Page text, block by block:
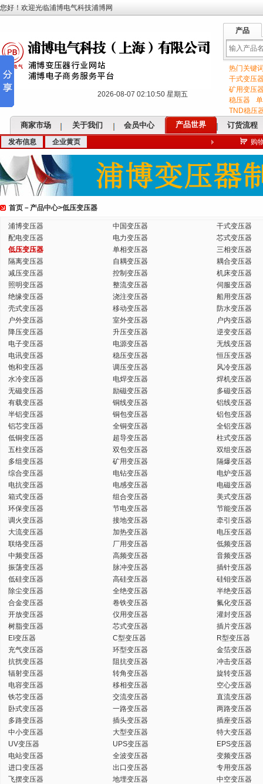
您好！欢迎光临浦博电气科技浦博网
2026-08-07 02:10:50 星期五
产品
输
键
词
热门关键
干式变压
矿用变压
稳压器
TND稳压
商家市场 关于我们 会员中心 产品世界 订货流程
发布信息 企业黄页 购
首页 － 产品中心>低压变压器
浦博变压器 中国变压器
干式变压器
配电变压器
电力变压器
芯式变压器
低压变压器
单相变压器
三相变压器
隔离变压器
自耦变压器
耦合变压器
减压变压器
控制变压器
机床变压器
照明变压器
整流变压器
伺服变压器
绝缘变压器
浇注变压器
船用变压器
壳式变压器
移动变压器
防水变压器
户外变压器
室外变压器
户内变压器
降压变压器
升压变压器
逆变变压器
电子变压器
电源变压器
无线变压器
电讯变压器
稳压变压器
恒压变压器
饱和变压器
调压变压器
风冷变压器
水冷变压器
电焊变压器
焊机变压器
无磁变压器
励磁变压器
多磁变压器
有载变压器
铜线变压器
铝线变压器
半铝变压器
铜包变压器
铝包变压器
铝芯变压器
全铜变压器
全铝变压器
低铜变压器
超导变压器
柱式变压器
五柱变压器
双包变压器
双组变压器
多组变压器
矿用变压器
隔爆变压器
综合变压器
电钻变压器
电炉变压器
电抗变压器
电感变压器
电磁变压器
箱式变压器
组合变压器
美式变压器
环保变压器
节电变压器
节能变压器
调火变压器
接地变压器
牵引变压器
大流变压器
加热变压器
电压变压器
联络变压器
厂用变压器
低频变压器
中频变压器
高频变压器
音频变压器
振荡变压器
脉冲变压器
插针变压器
低硅变压器
高硅变压器
硅钼变压器
除尘变压器
全绝变压器
半绝变压器
合金变压器
卷铁变压器
氟化变压器
开放变压器
仪用变压器
灌封变压器
树脂变压器
芯式变压器
插片变压器
EI变压器
C型变压器
R型变压器
充气变压器
环型变压器
金箔变压器
抗扰变压器
阻抗变压器
冲击变压器
辐射变压器
转角变压器
旋转变压器
电容变压器
移相变压器
空心变压器
铁芯变压器
交流变压器
直流变压器
卧式变压器
一路变压器
两路变压器
多路变压器
插头变压器
插座变压器
中小变压器
大型变压器
特大变压器
UV变压器
UPS变压器
EPS变压器
电站变压器
全波变压器
变频变压器
进口变压器
出口变压器
专用变压器
飞摆变压器
地埋变压器
中空变压器